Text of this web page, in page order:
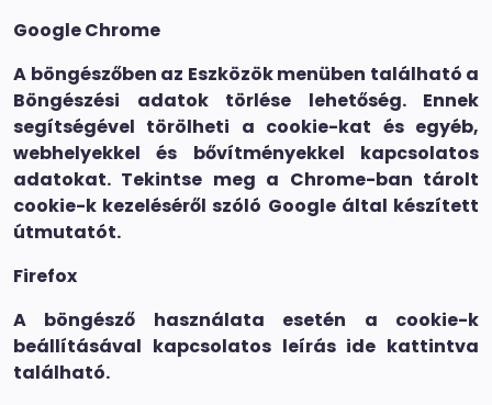
Google Chrome
A böngészőben az Eszközök menüben található a
Böngészési adatok törlése lehetőség. Ennek
segítségével törölheti a cookie-kat és egyéb,
webhelyekkel és bővítményekkel kapcsolatos
adatokat. Tekintse meg a Chrome-ban tárolt
cookie-k kezeléséről szóló Google által készített
útmutatót.
Firefox
A böngésző használata esetén a cookie-k
beállításával kapcsolatos leírás ide kattintva
található.